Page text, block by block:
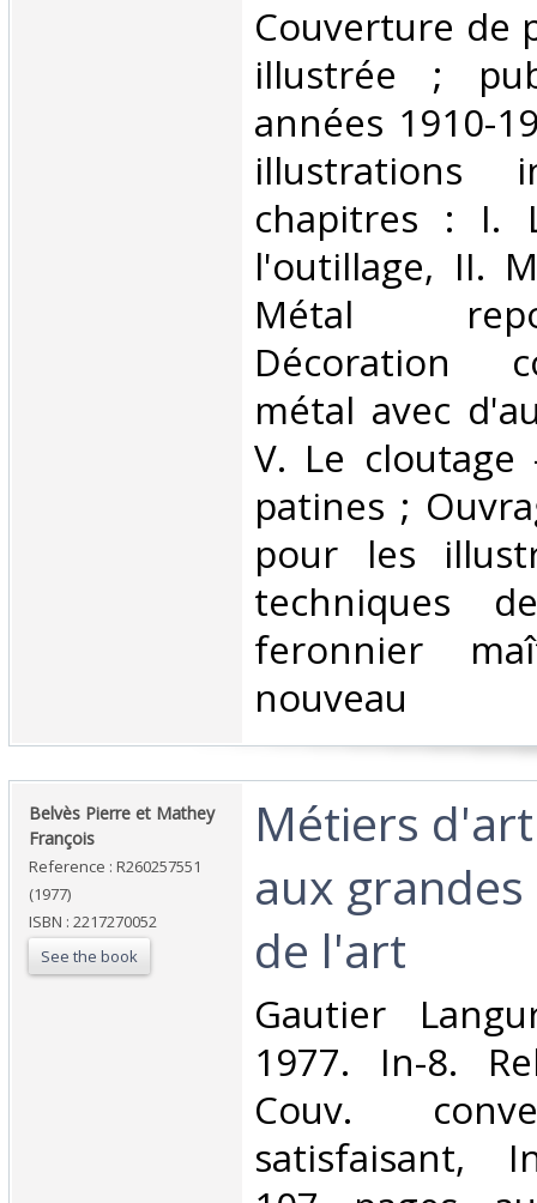
‎Couverture de
illustrée ;
années 1910-
chapitres : I.
l'outillage, II.
Métal
Décoration
métal avec
V. Le
patines ;
pour les
techniques
feronnier
nouveau ‎
‎Belvès Pierre et Mathey
François‎
Reference : R260257551
(1977)
ISBN : 2217270052
See the book
‎Métiers
aux
de l'art‎
‎Gautier
1977. In-8.
Couv.
satisfaisant,